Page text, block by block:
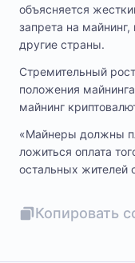
объясняется
запрета на
другие страны.
Стремительный
положения
майнинг
«Майнеры должны
ложиться оплата
остальных жителей
Копировать